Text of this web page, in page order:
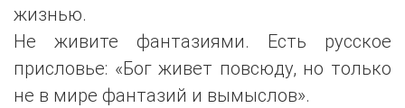
жизнью.
Не живите фантазиями. Есть русское
присловье: «Бог живет повсюду, но только
не в мире фантазий и вымыслов».